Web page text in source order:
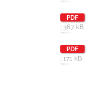
367 kB
171 kB